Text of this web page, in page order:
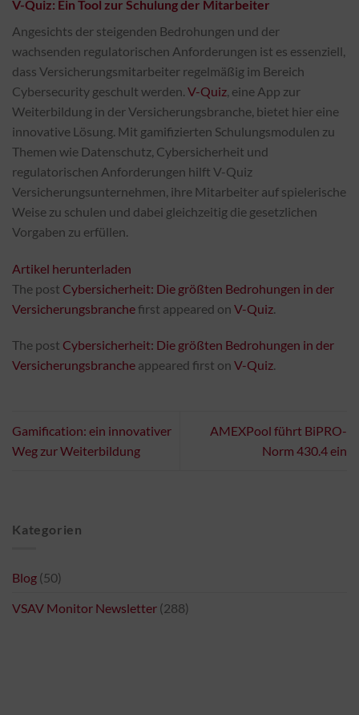
V-Quiz: Ein Tool zur Schulung der Mitarbeiter
Angesichts der steigenden Bedrohungen und der
wachsenden regulatorischen Anforderungen ist es essenziell,
dass Versicherungsmitarbeiter regelmäßig im Bereich
Cybersecurity geschult werden. V-Quiz, eine App zur
Weiterbildung in der Versicherungsbranche, bietet hier eine
innovative Lösung. Mit gamifizierten Schulungsmodulen zu
Themen wie Datenschutz, Cybersicherheit und
regulatorischen Anforderungen hilft V-Quiz
Versicherungsunternehmen, ihre Mitarbeiter auf spielerische
Weise zu schulen und dabei gleichzeitig die gesetzlichen
Vorgaben zu erfüllen.
Artikel herunterladen
The post Cybersicherheit: Die größten Bedrohungen in der
Versicherungsbranchefirst appeared on V-Quiz
The post Cybersicherheit: Die größten Bedrohungen in der
Versicherungsbranche appeared first on V-Quiz.
Gamification: ein innovativer
Weg zur Weiterbildung
AMEXPool führt BiPRO-
Norm 430.4 ein
Kategorien
Blog (50)
VSAV Monitor Newsletter (288)